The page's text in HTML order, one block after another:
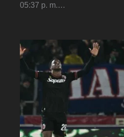
05:37 p. m.…